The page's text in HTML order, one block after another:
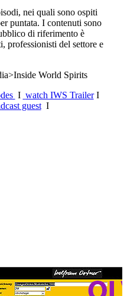
nei quali sono ospiti
puntata. I contenuti sono
di riferimento è
professionisti del settore e
World Spirits
I watch IWS TrailerI
guestI